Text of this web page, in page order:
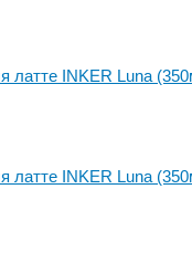
латте INKER Luna
INKER Luna